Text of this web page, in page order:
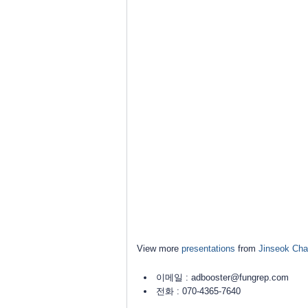
View more presentations from Jinseok
이메일 : adbooster@fungrep.com
전화 : 070-4365-7640